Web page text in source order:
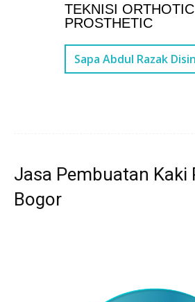
TEKNISI ORTHOTIC
PROSTHETIC
Sapa Abdul Razak
Jasa Pembuatan Kaki
Bogor